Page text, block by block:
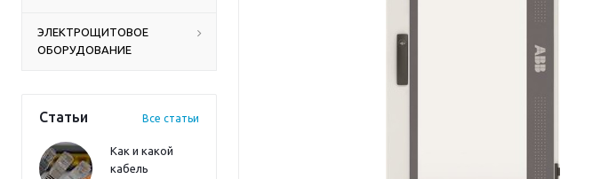
ЭЛЕКТРОЩИТОВОЕ
ОБОРУДОВАНИЕ
Статьи Все статьи
Как и какой
кабель